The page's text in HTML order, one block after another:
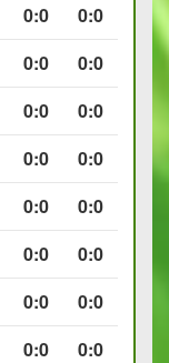
0:0
0:0
0:0
0:0
0:0
0:0
0:0
0:0
0:0
0:0
0:0
0:0
0:0
0:0
0:0
0:0